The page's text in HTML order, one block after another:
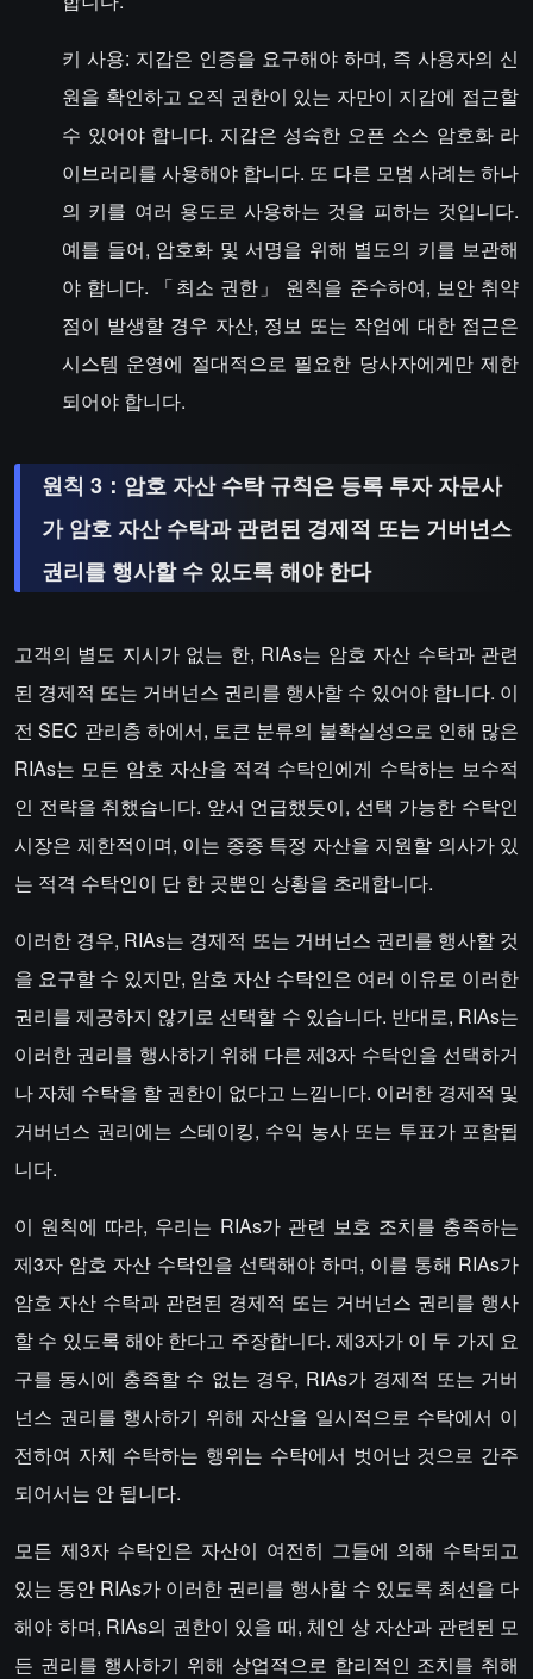
키 사용: 지갑은 인증을 요구해야 하며, 즉 사용자의 신
원을 확인하고 오직 권한이 있는 자만이 지갑에 접근할
수 있어야 합니다. 지갑은 성숙한 오픈 소스 암호화 라
이브러리를 사용해야 합니다. 또 다른 모범 사례는 하나
의 키를 여러 용도로 사용하는 것을 피하는 것입니다.
예를 들어, 암호화 및 서명을 위해 별도의 키를 보관해
야 합니다. 「최소 권한」 원칙을 준수하여, 보안 취약
점이 발생할 경우 자산, 정보 또는 작업에 대한 접근은
시스템 운영에 절대적으로 필요한 당사자에게만 제한
되어야 합니다.
원칙 3：암호 자산 수탁 규칙은 등록 투자 자문사
가 암호 자산 수탁과 관련된 경제적 또는 거버넌스
권리를 행사할 수 있도록 해야 한다
고객의 별도 지시가 없는 한, RIAs는 암호 자산 수탁과 관련
된 경제적 또는 거버넌스 권리를 행사할 수 있어야 합니다. 이
전 SEC 관리층 하에서, 토큰 분류의 불확실성으로 인해 많은
RIAs는 모든 암호 자산을 적격 수탁인에게 수탁하는 보수적
인 전략을 취했습니다. 앞서 언급했듯이, 선택 가능한 수탁인
시장은 제한적이며, 이는 종종 특정 자산을 지원할 의사가 있
는 적격 수탁인이 단 한 곳뿐인 상황을 초래합니다.
이러한 경우, RIAs는 경제적 또는 거버넌스 권리를 행사할 것
을 요구할 수 있지만, 암호 자산 수탁인은 여러 이유로 이러한
권리를 제공하지 않기로 선택할 수 있습니다. 반대로, RIAs는
이러한 권리를 행사하기 위해 다른 제3자 수탁인을 선택하거
나 자체 수탁을 할 권한이 없다고 느낍니다. 이러한 경제적 및
거버넌스 권리에는 스테이킹, 수익 농사 또는 투표가 포함됩
니다.
이 원칙에 따라, 우리는 RIAs가 관련 보호 조치를 충족하는
제3자 암호 자산 수탁인을 선택해야 하며, 이를 통해 RIAs가
암호 자산 수탁과 관련된 경제적 또는 거버넌스 권리를 행사
할 수 있도록 해야 한다고 주장합니다. 제3자가 이 두 가지 요
구를 동시에 충족할 수 없는 경우, RIAs가 경제적 또는 거버
넌스 권리를 행사하기 위해 자산을 일시적으로 수탁에서 이
전하여 자체 수탁하는 행위는 수탁에서 벗어난 것으로 간주
되어서는 안 됩니다.
모든 제3자 수탁인은 자산이 여전히 그들에 의해 수탁되고
있는 동안 RIAs가 이러한 권리를 행사할 수 있도록 최선을 다
해야 하며, RIAs의 권한이 있을 때, 체인 상 자산과 관련된 모
든 권리를 행사하기 위해 상업적으로 합리적인 조치를 취해